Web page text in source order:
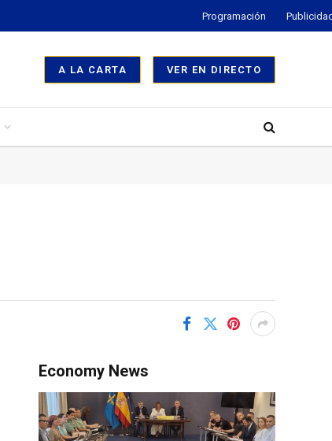
Programación
A LA CARTA VER EN DIRECTO
Economy News